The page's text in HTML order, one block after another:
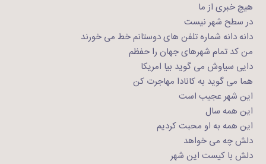
هیچ خبری از ما
در سطح شهر نیست
دانه دانه شماره تلفن های دوستانم خط می خورند
من کد تمام شهرهای جهان را حفظم
دایی سیاوش می گوید بیا امریکا
هما می گوید به کانادا مهاجرت کن
این شهر عجیب است
این همه سال
این همه به او محبت کردیم
دلش چه می خواهد
دلش با کیست این شهر